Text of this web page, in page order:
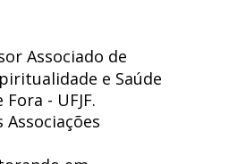
Associado de
e Saúde
- UFJF.